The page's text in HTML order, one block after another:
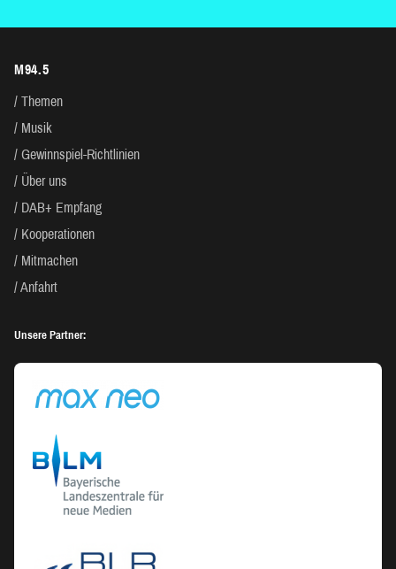
M94.5
Themen
Musik
Gewinnspiel-Richtlinien
Über uns
DAB+ Empfang
Kooperationen
Mitmachen
Anfahrt
Unsere Partner: